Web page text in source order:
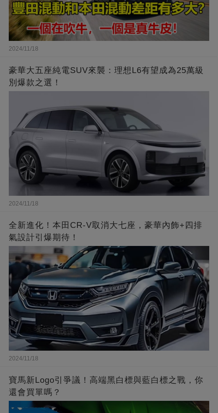
2024/11/18
豪華大五座純電SUV來襲：理想L6有望成為25萬級
別爆款之選！
2024/11/18
全新進化！本田CR-V取消大七座，豪華內飾+四排
氣設計引爆期待！
2024/11/18
寶馬新Logo引爭議！高端黑白標與藍白標之戰，你
還會買單嗎？